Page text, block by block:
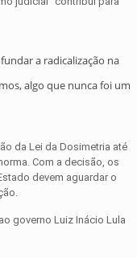
a radicalização na
algo que nunca foi um
da Lei da Dosimetria até
Com a decisão, os
devem aguardar o
governo Luiz Inácio Lula